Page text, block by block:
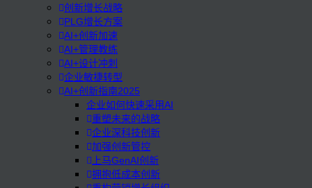
创新增长战略
PLG增长方案
AI+创新加速
AI+管理教练
AI+设计冲刺
企业敏捷转型
AI+创新指南2025
企业如何快速采用AI
重塑未来的战略
企业深科技创新
加强创新管控
上马GenAI创新
拥抱低成本创新